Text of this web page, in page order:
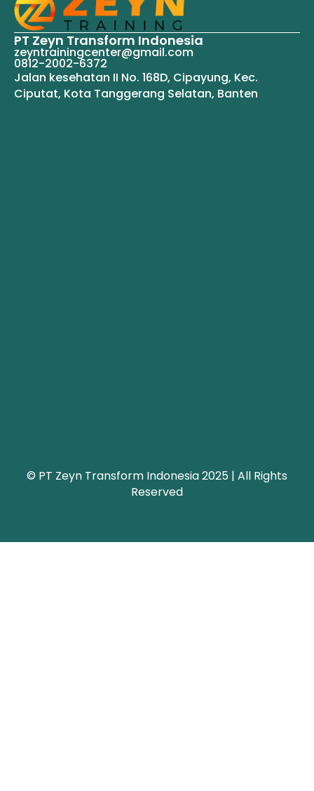
PT Zeyn Transform Indonesia
zeyntrainingcenter@gmail.com
0812-2002-6372
Jalan kesehatan II No. 168D, Cipayung, Kec.
Ciputat, Kota Tanggerang Selatan, Banten
© PT Zeyn Transform Indonesia 2025 | All Rights
Reserved